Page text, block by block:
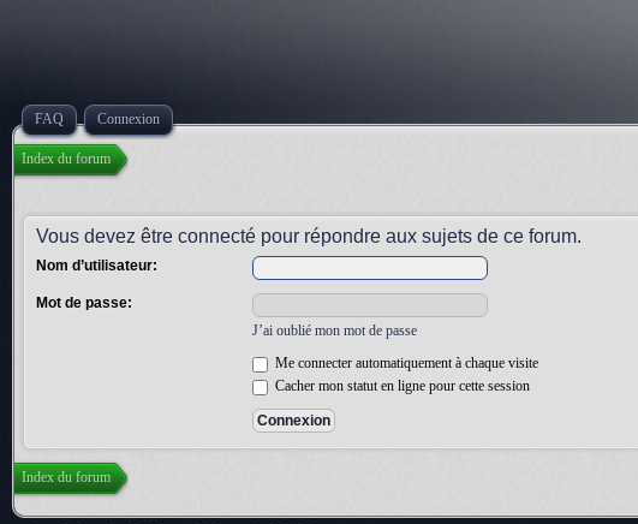
FAQ Connexion
Index du forum
Vous devez être connecté pour répondre aux sujets de ce forum.
Nom d’utilisateur:
Mot de passe:
J’ai oublié mon mot de passe
Me connecter automatiquement à chaque visite
Cacher mon statut en ligne pour cette session
Index du forum